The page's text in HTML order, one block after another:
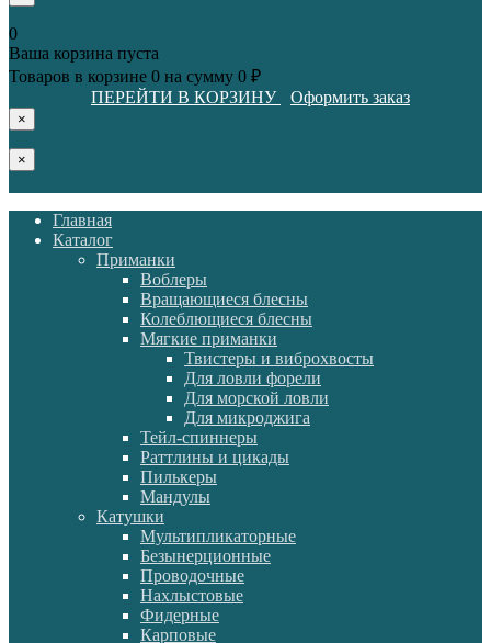
0
Ваша корзина пуста
Товаров в корзине 0 на сумму 0 ₽
ПЕРЕЙТИ В КОРЗИНУ
Оформить заказ
×
×
Главная
Каталог
Приманки
Воблеры
Вращающиеся блесны
Колеблющиеся блесны
Мягкие приманки
Твистеры и виброхвосты
Для ловли форели
Для морской ловли
Для микроджига
Тейл-спиннеры
Раттлины и цикады
Пилькеры
Мандулы
Катушки
Мультипликаторные
Безынерционные
Проводочные
Нахлыстовые
Фидерные
Карповые